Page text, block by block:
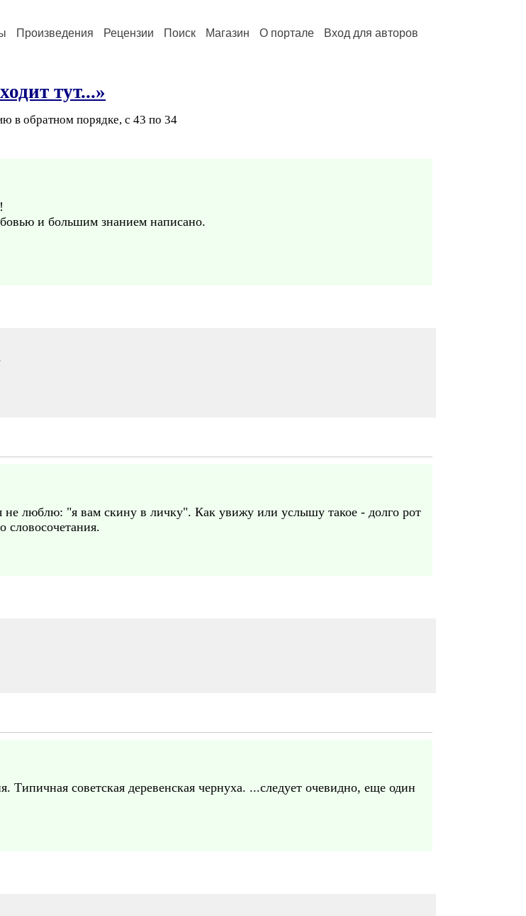
Произведения Рецензии Поиск Магазин О портале Вход для авторов
тут...»
в обратном порядке, с 43 по 34
и большим знанием написано.
не люблю: "я вам скину в личку". Как увижу или услышу такое - долго рот
словосочетания.
Типичная советская деревенская чернуха. ...следует очевидно, еще один